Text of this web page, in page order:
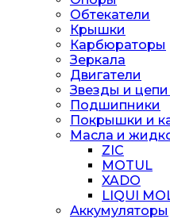
Обтекатели
Крышки
Карбюраторы
Зеркала
Двигатели
Звезды и
Подшипники
Покрышки и
Масла и
ZIC
MOTUL
XADO
LIQUI
Аккумуляторы